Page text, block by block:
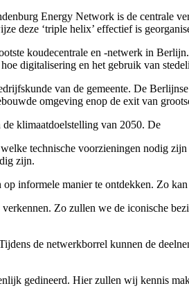
Energy Network is de centrale
deze ‘triple helix’ effectief is
koudecentrale en -netwerk in
digitalisering en het gebruik van
van de gemeente. De
omgeving enop de exit van
klimaatdoelstelling van 2050. De
technische voorzieningen nodig
zijn.
informele manier te ontdekken. Zo
Zo zullen we de iconische
de netwerkborrel kunnen de
gedineerd. Hier zullen wij kennis